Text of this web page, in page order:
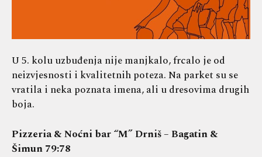
U 5. kolu uzbuđenja nije manjkalo, frcalo je od
neizvjesnosti i kvalitetnih poteza. Na parket su se
vratila i neka poznata imena, ali u dresovima drugih
boja.
Pizzeria & Noćni bar “M” Drniš – Bagatin &
Šimun 79:78